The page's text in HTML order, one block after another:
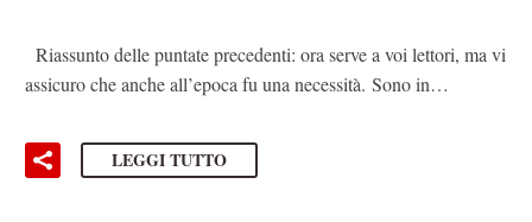
Riassunto delle puntate precedenti: ora serve a voi lettori, ma vi
assicuro che anche all’epoca fu una necessità. Sono in…
LEGGI TUTTO